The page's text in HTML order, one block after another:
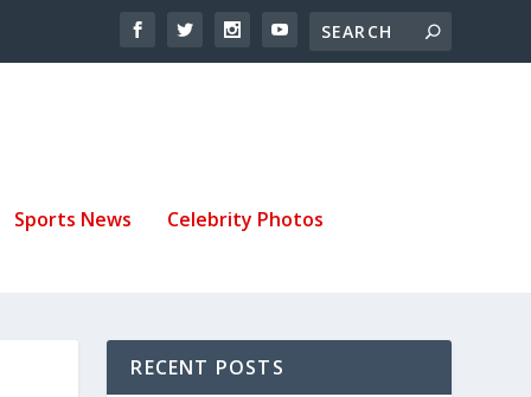
Sports News Celebrity Photos
RECENT POSTS